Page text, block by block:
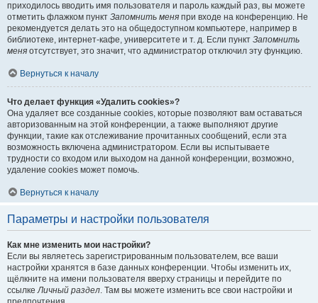
приходилось вводить имя пользователя и пароль каждый раз, вы можете
отметить флажком пункт Запомнить меня при входе на конференцию. Не
рекомендуется делать это на общедоступном компьютере, например в
библиотеке, интернет-кафе, университете и т. д. Если пункт Запомнить
меня отсутствует, это значит, что администратор отключил эту функцию.
Вернуться к началу
Что делает функция «Удалить cookies»?
Она удаляет все созданные cookies, которые позволяют вам оставаться
авторизованным на этой конференции, а также выполняют другие
функции, такие как отслеживание прочитанных сообщений, если эта
возможность включена администратором. Если вы испытываете
трудности со входом или выходом на данной конференции, возможно,
удаление cookies может помочь.
Вернуться к началу
Параметры и настройки пользователя
Как мне изменить мои настройки?
Если вы являетесь зарегистрированным пользователем, все ваши
настройки хранятся в базе данных конференции. Чтобы изменить их,
щёлкните на имени пользователя вверху страницы и перейдите по
ссылкеЛичный раздел. Там вы можете изменить все свои настройки и